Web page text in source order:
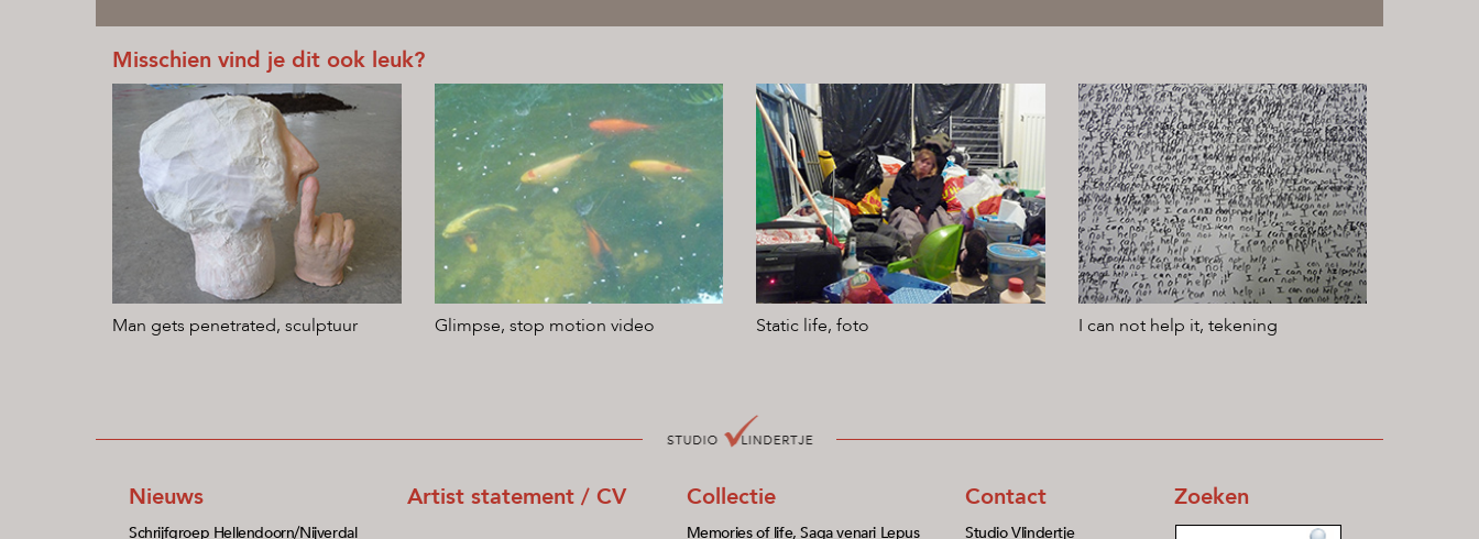
Misschien vind je dit ook leuk?
Man gets penetrated, sculptuur Glimpse, stop motion video Static life, foto I can not help it, tekening
Nieuws
Schrijfgroep Hellendoorn/Nijverdal
Artist statement / CV Collectie
Memories of life, Saga venari Lepus
Contact
Studio Vlindertje
Zoeken